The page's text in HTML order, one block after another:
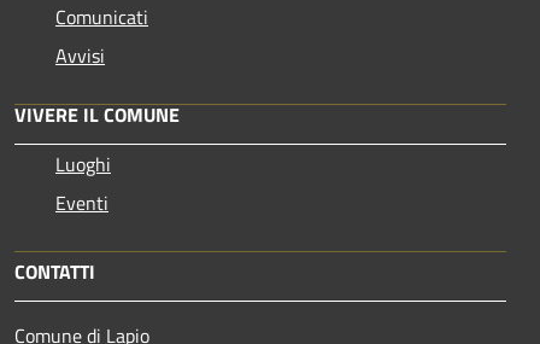
Comunicati
Avvisi
VIVERE IL COMUNE
Luoghi
Eventi
CONTATTI
Comune di Lapio